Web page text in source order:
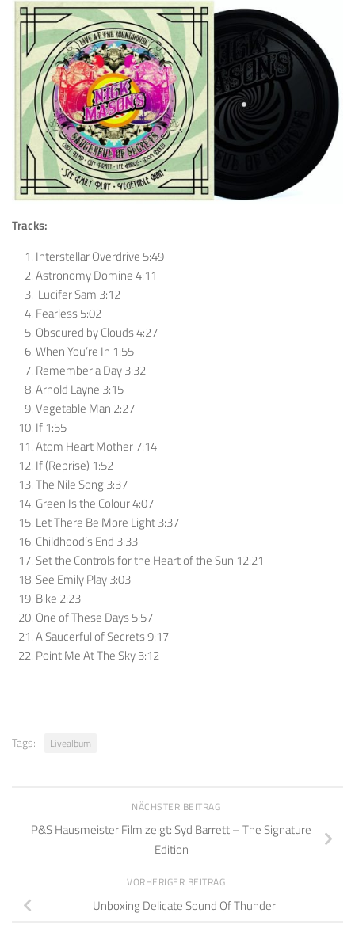
Tracks:
Interstellar Overdrive 5:49
Astronomy Domine 4:11
Lucifer Sam 3:12
Fearless 5:02
Obscured by Clouds 4:27
When You’re In 1:55
Remember a Day 3:32
Arnold Layne 3:15
Vegetable Man 2:27
If 1:55
Atom Heart Mother 7:14
If (Reprise) 1:52
The Nile Song 3:37
Green Is the Colour 4:07
Let There Be More Light 3:37
Childhood’s End 3:33
Set the Controls for the Heart of the Sun 12:21
See Emily Play 3:03
Bike 2:23
One of These Days 5:57
A Saucerful of Secrets 9:17
Point Me At The Sky 3:12
Tags: Livealbum
NÄCHSTER BEITRAG
P&S Hausmeister Film zeigt: Syd Barrett – The Signature
Edition
VORHERIGER BEITRAG
Unboxing Delicate Sound Of Thunder